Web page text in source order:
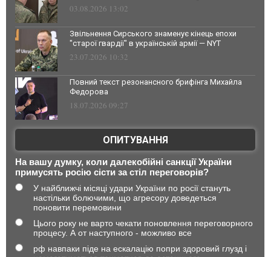
03.08.2026 13:02
Звільнення Сирського знаменує кінець епохи
"старої гвардії" в українській армії — NYT
23.07.2026 10:32
Повний текст резонансного брифінга Михайла
Федорова
18.07.2026 09:27
ОПИТУВАННЯ
На вашу думку, коли далекобійні санкції України
примусять росію сісти за стіл переговорів?
У найближчі місяці удари України по росії стануть
настільки болючими, що агресору доведеться
поновити перемовини
Цього року не варто чекати поновлення переговорного
процесу. А от наступного - можливо все
рф навпаки піде на ескалацію попри здоровий глузд і